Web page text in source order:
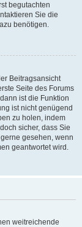
begutachten
Sie die
benötigen.
Beitragsansicht
Seite des Forums
ist die Funktion
ist nicht genügend
zu holen, indem
sicher, dass Sie
gesehen, wenn
geantwortet wird.
weitreichende